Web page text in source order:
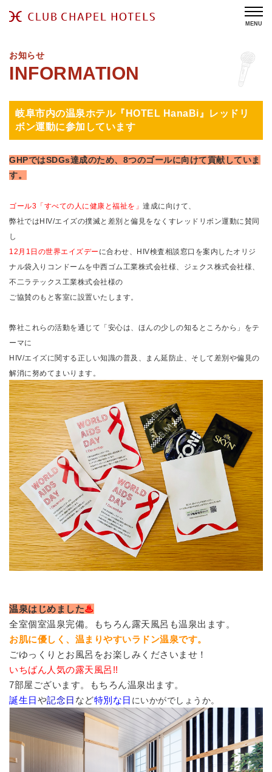
MENU
お知らせ
岐阜市内の温泉ホテル『HOTEL HanaBi』レッドリ
ボン運動に参加しています
GHPではSDGs達成のため、8つのゴールに向けて貢献していま
す。
ゴール3「すべての人に健康と福祉を」 達成に向けて、
弊社ではHIV/エイズの撲滅と差別と偏見をなくすレッドリボン運動に賛同
し
12月1日の世界エイズデー に合わせ、HIV検査相談窓口を案内したオリジ
ナル袋入りコンドームを中西ゴム工業株式会社様、ジェクス株式会社様、
不二ラテックス工業株式会社様の
ご協賛のもと客室に設置いたします。
弊社これらの活動を通じて「安心は、ほんの少しの知るところから」をテ
ーマに
HIV/エイズに関する正しい知識の普及、まん延防止、そして差別や偏見の
解消に努めてまいります。
温泉はじめました♨
全室個室温泉完備。もちろん露天風呂も温泉出ます。
お肌に優しく、温まりやすいラドン温泉です。
ごゆっくりとお風呂をお楽しみくださいませ！
いちばん人気の露天風呂!!
7部屋ございます。もちろん温泉出ます。
誕生日や記念日 など特別な日 にいかがでしょうか。